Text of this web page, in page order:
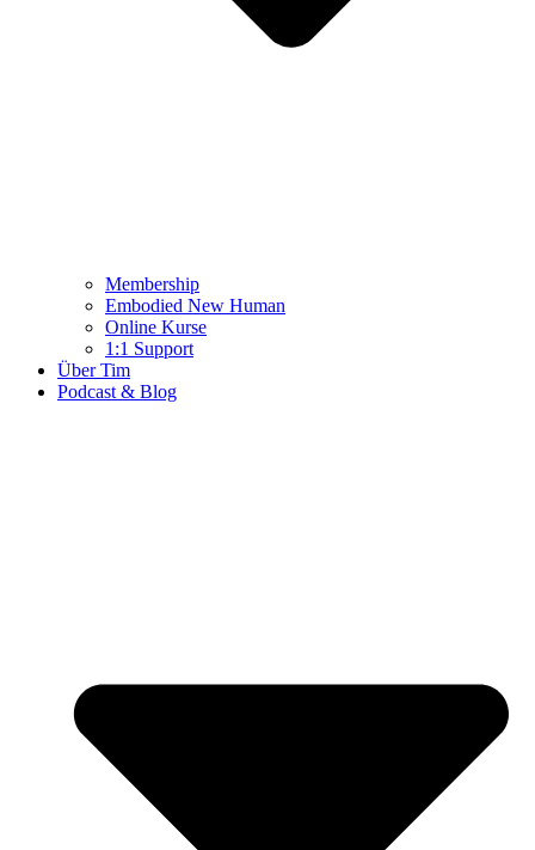
Membership
Embodied New Human
Online Kurse
1:1 Support
Über Tim
Podcast & Blog